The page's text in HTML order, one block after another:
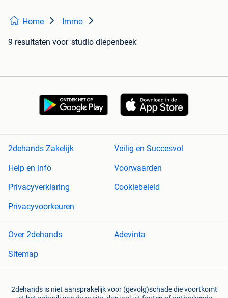
Home Immo
9 resultaten voor 'studio diepenbeek'
2dehands Zakelijk
Veilig en Succesvol
Help en info
Voorwaarden
Privacyverklaring
Cookiebeleid
Privacyvoorkeuren
Over 2dehands
Adevinta
Sitemap
2dehands is niet aansprakelijk voor (gevolg)schade die voortkomt